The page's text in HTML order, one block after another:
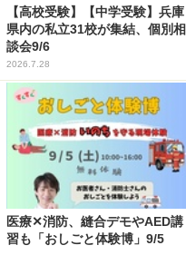
【高校受験】【中学受験】兵庫
県内の私立31校が集結、個別相
談会9/6
2026.7.28
医療✕消防、縫合デモやAED講
習も「おしごと体験博」9/5